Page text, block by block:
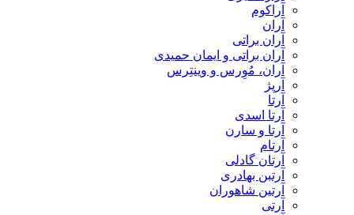
آراکوم
آران
آران براتی
آران براتی و ایمان حمیدی
آران، مُوِرس و وینتِرس
آرپژ
آرتا
آرتا اسدی
آرتا و سارن
آرتام
آرتان گادلی
آرتبن بهادری
آرتين شاهوران
آرتی